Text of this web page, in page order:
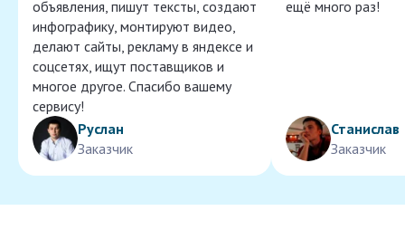
объявления, пишут тексты, создают
инфографику, монтируют видео,
делают сайты, рекламу в яндексе и
соцсетях, ищут поставщиков и
многое другое. Спасибо вашему
сервису!
Руслан
Заказчик
ещё много раз!
Станислав
Заказчик